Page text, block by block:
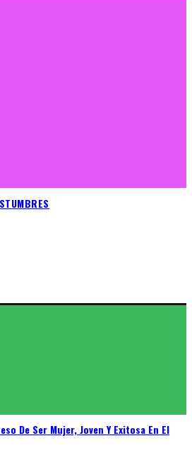
De Ser Mujer, Joven Y Exitosa En El